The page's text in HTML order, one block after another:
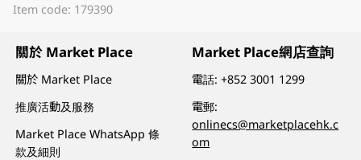
Item code: 179390
關於 Market Place
關於 Market Place
推廣活動及服務
Market Place WhatsApp 條
款及細則
Market Place網店查詢
電話:+852 3001 1299
電郵:
onlinecs@marketplacehk.c
om